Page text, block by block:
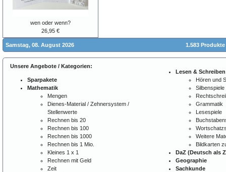
wen oder wenn?
26,95 €
Samstag, 08. August 2026 1.583
Unsere Angebote / Kategorien:
Sparpakete
Mathematik
Mengen
Dienes-Material / Zehnersystem /
Stellenwerte
Rechnen bis 20
Rechnen bis 100
Rechnen bis 1000
Rechnen bis 1 Mio.
Kleines 1 x 1
Rechnen mit Geld
Zeit
Lesen & Schreiben
Hören und
Silbenspiele
Grammatik
Lesespiele
Weitere
Bildkarten
DaZ (Deutsch als
Geographie
Sachkunde